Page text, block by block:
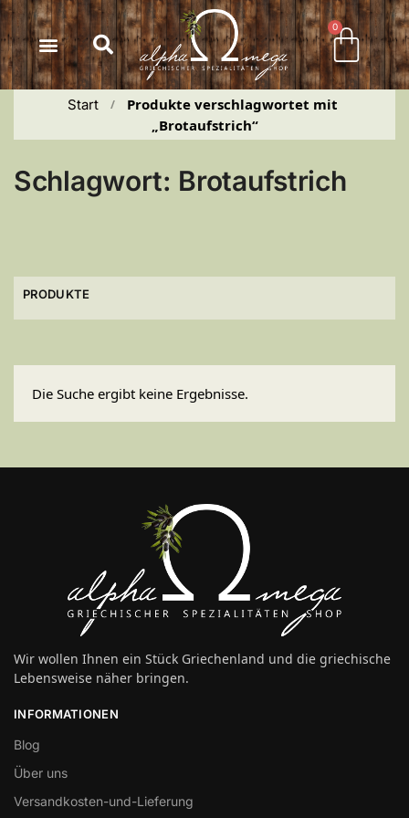
springen
0
Start /
Produkte verschlagwortet mit
„Brotaufstrich“
Schlagwort: Brotaufstrich
PRODUKTE
Die Suche ergibt keine Ergebnisse.
Wir wollen Ihnen ein Stück Griechenland und die griechische
Lebensweise näher bringen.
INFORMATIONEN
Blog
Über uns
Versandkosten-und-Lieferung